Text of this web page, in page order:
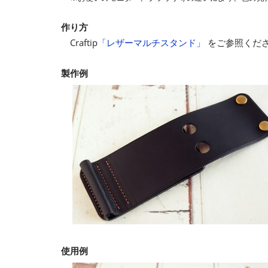
作り方
Craftip 「レザーマルチスタンド」 をご参照くだ
製作例
使用例